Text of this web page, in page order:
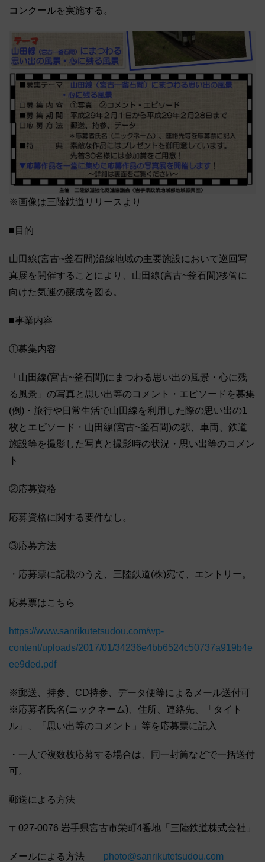
コンクールを実施する。
※画像は三陸鉄道リリースより
■目的
山田線(宮古~釜石間)沿線地域の主要施設において巡回写
真展を開催することにより、山田線(宮古~釜石間)移管に
向けた気運の醸成を図る。
■事業内容
①募集内容
「山田線(宮古~釜石間)にまつわる思い出の風景・心に残
る風景」の写真と思い出等のコメント・エピソードを募集
(例)・旅行や日常生活で山田線を利用した際の思い出の1
枚とエピソード・山田線(宮古~釜石間)の駅、車両、鉄道
施設等を撮影した写真と撮影時の状況・思い出等のコメン
ト
②応募資格
応募資格に関する要件なし。
③応募方法
・応募票に記載のうえ、三陸鉄道(株)宛て、エントリー。
応募票はこちら
https://www.sanrikutetsudou.com/wp-
content/uploads/2017/01/34236e4bb6524c50737a919b4e
ee9ded.pdf
※郵送、持参、CD持参、データ便等によるメール送付可
※応募者氏名(ニックネーム)、住所、連絡先、「タイト
ル」、「思い出等のコメント」等を応募票に記入
・一人で複数枚応募する場合は、同一封筒などで一括送付
可。
郵送による方法
〒027-0076 岩手県宮古市栄町4番地「三陸鉄道株式会社」
メールによる方法 photo@sanrikutetsudou.com